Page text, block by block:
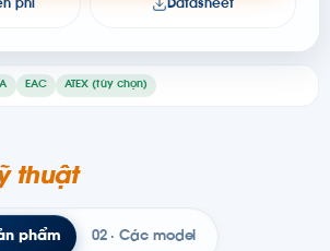
EAC ATEX (tùy chọn)
phí Datasheet
thuật
phẩm 02 · Các model